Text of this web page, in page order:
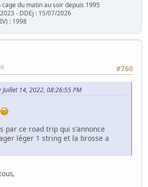
du matin au soir depuis 1995
- DDEj : 15/07/2026
: 1998
#760
Juillet 14, 2022, 08:26:55 PM
par ce road trip qui s'annonce
léger 1 string et la brosse a